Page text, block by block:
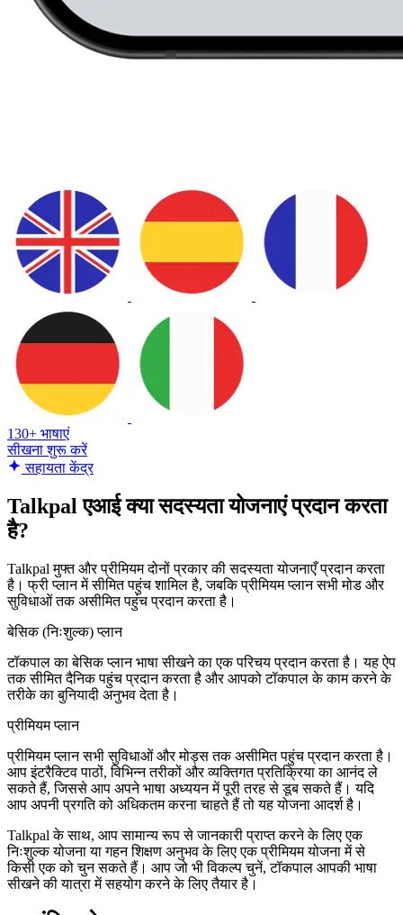
130+ भाषाएं
सीखना शुरू करें
सहायता केंद्र
Talkpal एआई क्या सदस्यता योजनाएं प्रदान करता
है?
Talkpal मुफ्त और प्रीमियम दोनों प्रकार की सदस्यता योजनाएँ प्रदान करता
है। फ्री प्लान में सीमित पहुंच शामिल है, जबकि प्रीमियम प्लान सभी मोड और
सुविधाओं तक असीमित पहुंच प्रदान करता है।
बेसिक (निःशुल्क) प्लान
टॉकपाल का बेसिक प्लान भाषा सीखने का एक परिचय प्रदान करता है। यह ऐप
तक सीमित दैनिक पहुंच प्रदान करता है और आपको टॉकपाल के काम करने के
तरीके का बुनियादी अनुभव देता है।
प्रीमियम प्लान
प्रीमियम प्लान सभी सुविधाओं और मोड्स तक असीमित पहुंच प्रदान करता है।
आप इंटरैक्टिव पाठों, विभिन्न तरीकों और व्यक्तिगत प्रतिक्रिया का आनंद ले
सकते हैं, जिससे आप अपने भाषा अध्ययन में पूरी तरह से डूब सकते हैं। यदि
आप अपनी प्रगति को अधिकतम करना चाहते हैं तो यह योजना आदर्श है।
Talkpal के साथ, आप सामान्य रूप से जानकारी प्राप्त करने के लिए एक
निःशुल्क योजना या गहन शिक्षण अनुभव के लिए एक प्रीमियम योजना में से
किसी एक को चुन सकते हैं। आप जो भी विकल्प चुनें, टॉकपाल आपकी भाषा
सीखने की यात्रा में सहयोग करने के लिए तैयार है।